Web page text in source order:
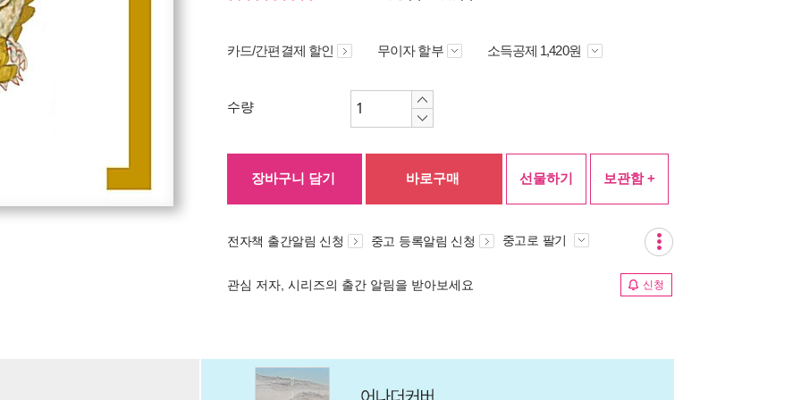
카드/간편결제 할인 무이자 할부 소득공제 1,420원
수량
장바구니 담기 바로구매 선물하기 보관함 +
전자책 출간알림 신청 중고 등록알림 신청 중고로 팔기
관심 저자, 시리즈의 출간 알림을 받아보세요 신청